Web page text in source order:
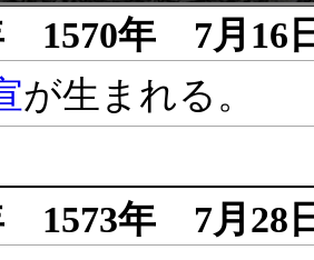
1570年 7月16
が生まれる。
1573年 7月28